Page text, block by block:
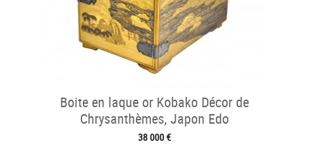
Boite en laque or Kobako Décor de
Chrysanthèmes, Japon Edo
38 000 €